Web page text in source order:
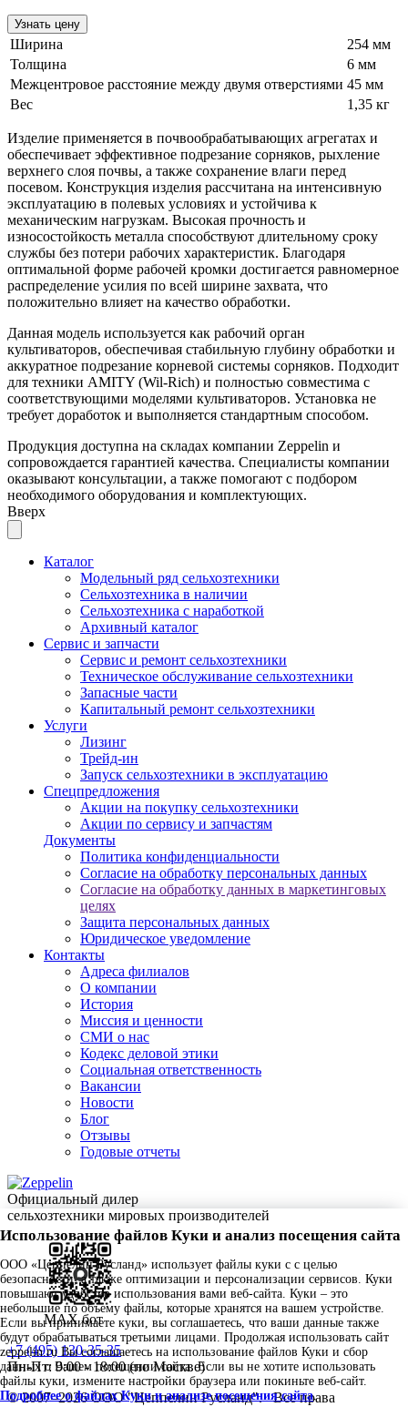
Узнать цену
Ширина
254 мм
Толщина
6 мм
Межцентровое расстояние между двумя отверстиями 45 мм
Вес
1,35 кг
Изделие применяется в почвообрабатывающих агрегатах и
обеспечивает эффективное подрезание сорняков, рыхление
верхнего слоя почвы, а также сохранение влаги перед
посевом. Конструкция изделия рассчитана на интенсивную
эксплуатацию в полевых условиях и устойчива к
механическим нагрузкам. Высокая прочность и
износостойкость металла способствуют длительному сроку
службы без потери рабочих характеристик. Благодаря
оптимальной форме рабочей кромки достигается равномерное
распределение усилия по всей ширине захвата, что
положительно влияет на качество обработки.
Данная модель используется как рабочий орган
культиваторов, обеспечивая стабильную глубину обработки и
аккуратное подрезание корневой системы сорняков. Подходит
для техники AMITY (Wil-Rich) и полностью совместима с
соответствующими моделями культиваторов. Установка не
требует доработок и выполняется стандартным способом.
Продукция доступна на складах компании Zeppelin и
сопровождается гарантией качества. Специалисты компании
оказывают консультации, а также помогают с подбором
необходимого оборудования и комплектующих.
Вверх
Каталог
Модельный ряд сельхозтехники
Сельхозтехника в наличии
Сельхозтехника с наработкой
Архивный каталог
Сервис и запчасти
Сервис и ремонт сельхозтехники
Техническое обслуживание сельхозтехники
Запасные части
Капитальный ремонт сельхозтехники
Услуги
Лизинг
Трейд-ин
Запуск сельхозтехники в эксплуатацию
Спецпредложения
Акции на покупку сельхозтехники
Акции по сервису и запчастям
Документы
Политика конфиденциальности
Согласие на обработку персональных данных
Согласие на обработку данных в маркетинговых
целях
Защита персональных данных
Юридическое уведомление
Контакты
Адреса филиалов
О компании
История
Миссия и ценности
СМИ о нас
Кодекс деловой этики
Социальная ответственность
Вакансии
Новости
Блог
Отзывы
Годовые отчеты
Официальный дилер
сельхозтехники мировых производителей
MAX бот
+7 (495) 130-35-35
Пн-Пт: 9:00 - 18:00 (по Москве)
© 2007–2026 ООО "Цеппелин Русланд".
Все права
Использование файлов Куки и анализ посещения сайта
ООО «Цеппелин Русланд» использует файлы куки c с целью
безопасности, а также оптимизации и персонализации сервисов. Куки
повышают удобство использования вами веб-сайта. Куки – это
небольшие по объему файлы, которые хранятся на вашем устройстве.
Если вы принимаете куки, вы соглашаетесь, что ваши данные также
будут обрабатываться третьими лицами. Продолжая использовать сайт
zeppelin.ru Вы соглашаетесь на использование файлов Куки и сбор
данных о Вашем посещении сайта. Если вы не хотите использовать
файлы куки, измените настройки браузера или покиньте веб-сайт.
Подробнее о файлах Куки и анализе посещения сайта.